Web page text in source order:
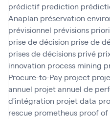
prédictif prediction
Anaplan préservation
prévisionnel prévisions
prise de décision prise de
prises de décisions privé
innovation process mining
Procure-to-Pay project
annuel projet annuel de
d'intégration projet data
rescue prometheus proof